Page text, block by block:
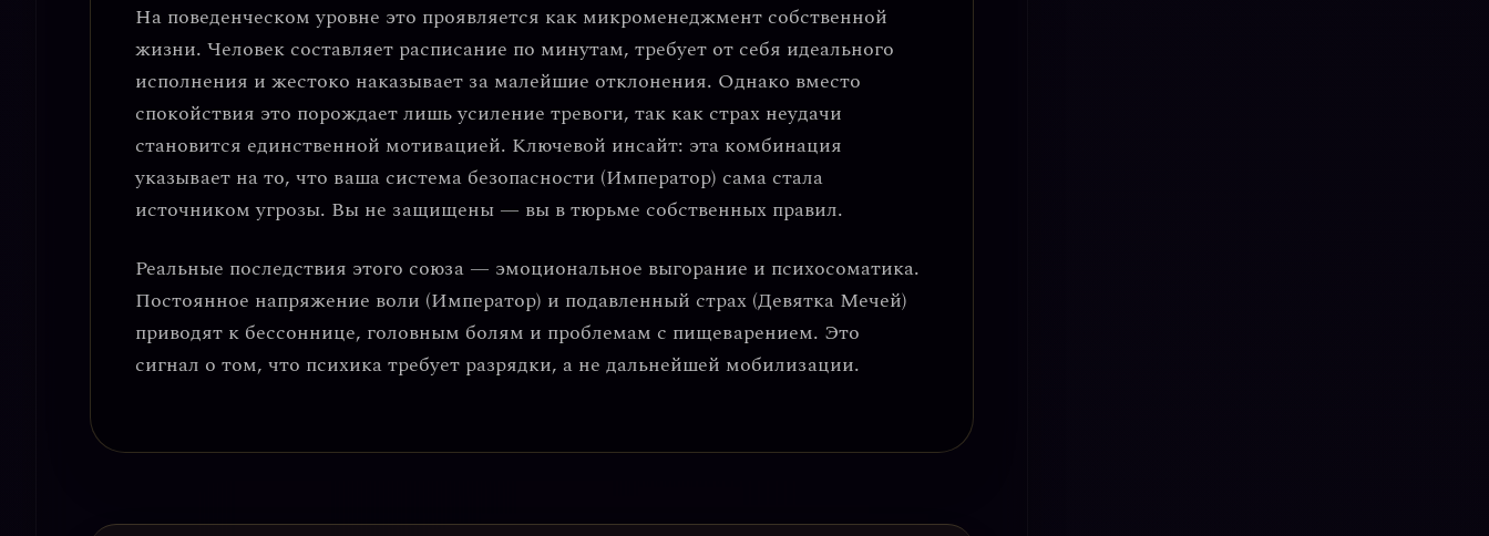
На поведенческом уровне это проявляется как микроменеджмент собственной
жизни. Человек составляет расписание по минутам, требует от себя идеального
исполнения и жестоко наказывает за малейшие отклонения. Однако вместо
спокойствия это порождает лишь усиление тревоги, так как страх неудачи
становится единственной мотивацией. Ключевой инсайт: эта комбинация
указывает на то, что ваша система безопасности (Император) сама стала
источником угрозы. Вы не защищены — вы в тюрьме собственных правил.
Реальные последствия этого союза — эмоциональное выгорание и психосоматика.
Постоянное напряжение воли (Император) и подавленный страх (Девятка Мечей)
приводят к бессоннице, головным болям и проблемам с пищеварением. Это
сигнал о том, что психика требует разрядки, а не дальнейшей мобилизации.